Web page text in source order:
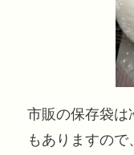
市販の保存袋は
もありますので